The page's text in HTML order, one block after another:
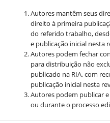
Autores mantêm seus
direito à primeira
do referido trabalho,
e publicação inicial nesta
Autores podem fechar
para distribuição não
publicado na RIA, com
publicação inicial nesta
Autores podem publicar
ou durante o processo